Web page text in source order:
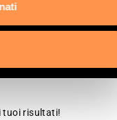
tuoi risultati!